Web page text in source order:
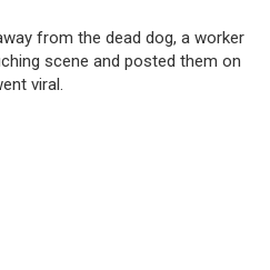
from the dead dog, a worker
scene and posted them on
viral.